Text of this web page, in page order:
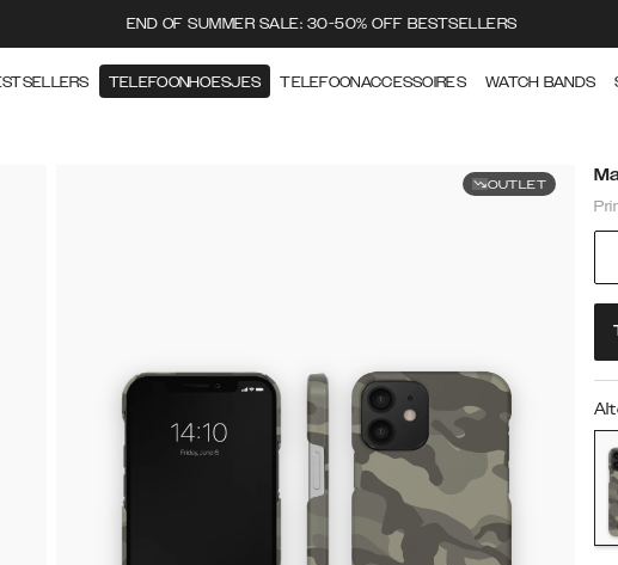
END OF SUMMER SALE: 30-50% OFF BESTSELLERS
TELEFOONHOESJES TELEFOONACCESSOIRES WATCH BANDS
OUTLET